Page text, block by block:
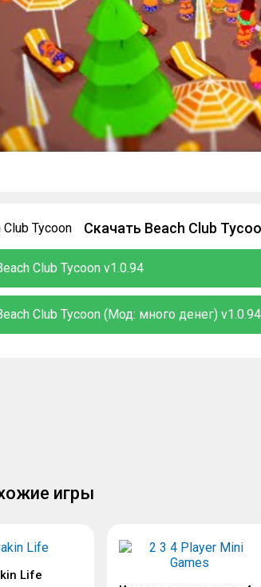
Скачать Beach Club
Club Tycoon v1.0.94
Club Tycoon (Мод: много денег) v1.0.94
игры
Life